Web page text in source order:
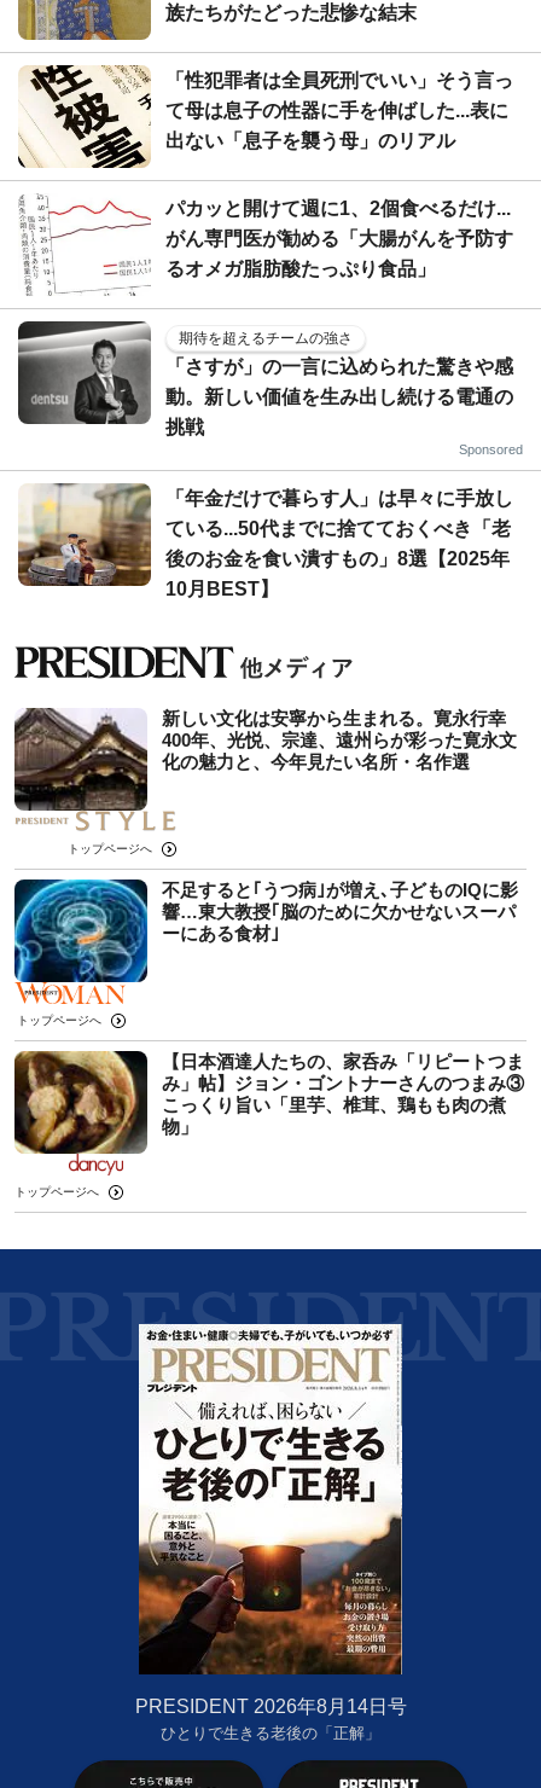
族たちがたどった悲惨な結末
「性犯罪者は全員死刑でいい」そう言っ
て母は息子の性器に手を伸ばした...表に
出ない「息子を襲う母」のリアル
パカッと開けて週に1、2個食べるだけ...
がん専門医が勧める「大腸がんを予防す
るオメガ脂肪酸たっぷり食品」
期待を超えるチームの強さ
「さすが」の一言に込められた驚きや感
動。新しい価値を生み出し続ける電通の
挑戦
Sponsored
「年金だけで暮らす人」は早々に手放し
ている...50代までに捨てておくべき「老
後のお金を食い潰すもの」8選【2025年
10月BEST】
新しい文化は安寧から生まれる。寛永行幸
400年、光悦、宗達、遠州らが彩った寛永文
化の魅力と、今年見たい名所・名作選
トップページへ
不足すると｢うつ病｣が増え､子どものIQに影
響…東大教授｢脳のために欠かせないスーパ
ーにある食材｣
トップページへ
【日本酒達人たちの、家呑み「リピートつま
み」帖】ジョン・ゴントナーさんのつまみ③
こっくり旨い「里芋、椎茸、鶏もも肉の煮
物」
トップページへ
PRESIDENT 2026年8月14日号
ひとりで生きる老後の「正解」